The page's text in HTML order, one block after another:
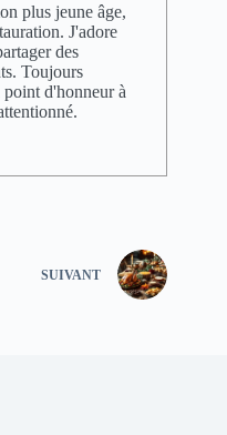
plus jeune âge,
J'adore
des
Toujours
d'honneur à
SUIVANT